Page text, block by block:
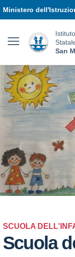
Vai ai contenuti
Vai al menu di
Vai al footer
Ministero
San
SCUOLA
Scuola